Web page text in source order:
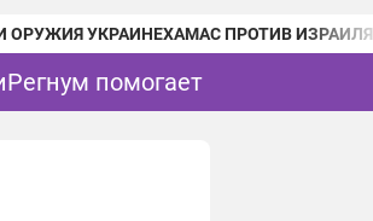
ОРУЖИЯ УКРАИНЕХАМАС ПРОТИВ ИЗРАИЛЯ
Регнум помогает